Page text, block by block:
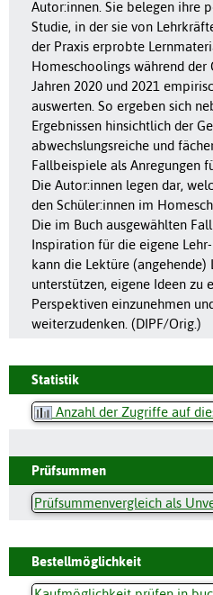
Autor:innen. Sie belegen ihre
Studie, in der sie von
der Praxis erprobte
Homeschoolings während der
Jahren 2020 und 2021
auswerten. So ergeben sich
Ergebnissen hinsichtlich der
abwechslungsreiche und
Fallbeispiele als Anregungen
Die Autor:innen legen dar,
den Schüler:innen im
Die im Buch ausgewählten
Inspiration für die eigene
kann die Lektüre (angehende)
unterstützen, eigene Ideen zu
Perspektiven einzunehmen
weiterzudenken. (DIPF/Orig.)
Statistik
Anzahl der Zugriffe auf
Prüfsummen
Prüfsummenvergleich als
Bestellmöglichkeit